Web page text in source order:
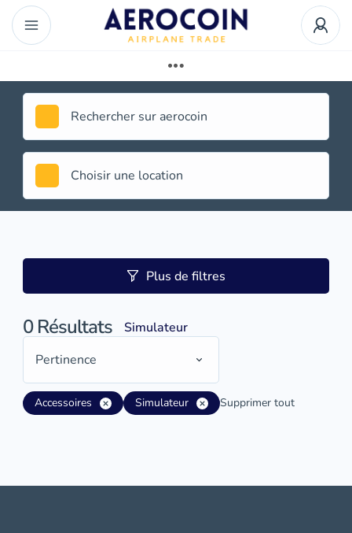
Plus de filtres
0Résultats
Simulateur
Pertinence
Accessoires Simulateur Supprimer tout